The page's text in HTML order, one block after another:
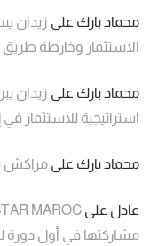
محماد بارك على زيدان
الاستثمار وخارطة
محماد بارك على زيدان
استراتيجية للاستثمار في
محماد بارك على مراكش
عادل على
مشاركتها في أول دورة